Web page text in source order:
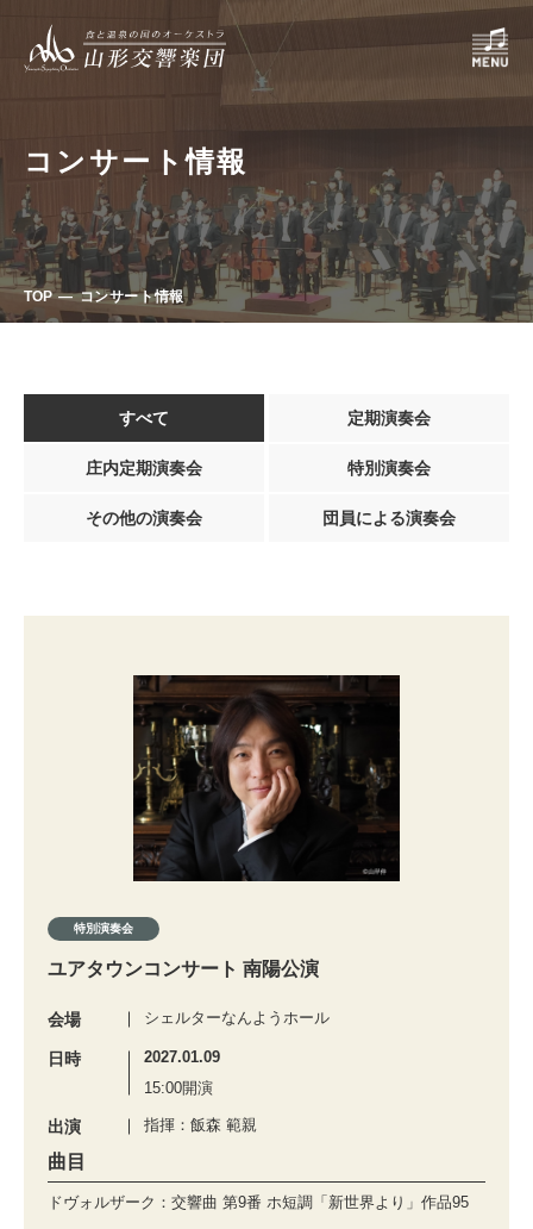
コンサート情報
TOP コンサート情報
すべて 定期演奏会
庄内定期演奏会 特別演奏会
その他の演奏会 団員による演奏会
特別演奏会
ユアタウンコンサート 南陽公演
会場 シェルターなんようホール
日時
2027.01.09
15:00開演
出演 指揮：飯森 範親
曲目
ドヴォルザーク：交響曲 第9番 ホ短調「新世界より」作品95